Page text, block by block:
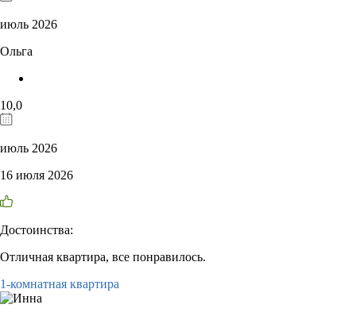
июль 2026
Ольга
10,0
июль 2026
16 июля 2026
Достоинства:
Отличная квартира, все понравилось.
1-комнатная квартира